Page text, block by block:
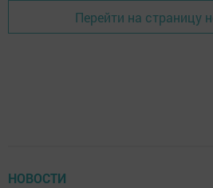
Перейти на страницу
НОВОСТИ